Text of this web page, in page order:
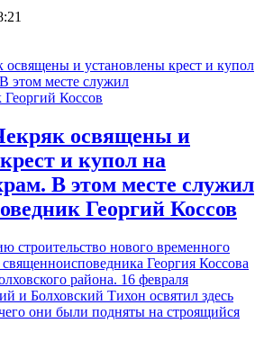
освящены и
и купол на
В этом месте служил
Георгий Коссов
строительство нового временного
Георгия Коссова
района. 16 февраля
и Болховский Тихон освятил здесь
они были подняты на строящийся